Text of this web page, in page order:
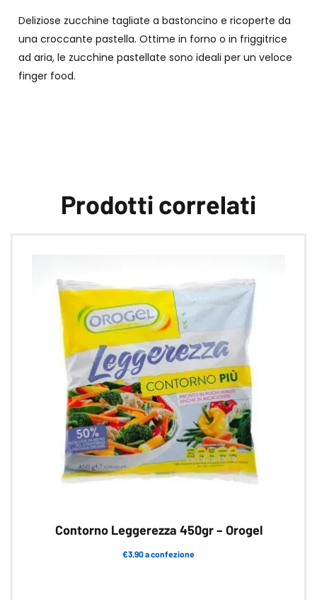
Deliziose zucchine tagliate a bastoncino e ricoperte da
una croccante pastella. Ottime in forno o in friggitrice
ad aria, le zucchine pastellate sono ideali per un veloce
finger food.
Prodotti correlati
Contorno Leggerezza 450gr – Orogel
€3.90 a confezione